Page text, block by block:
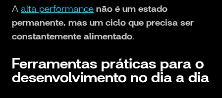
A alta performance não é um estado
permanente, mas um ciclo que precisa ser
constantemente alimentado.
Ferramentas práticas para o
desenvolvimento no dia a dia